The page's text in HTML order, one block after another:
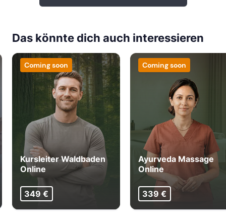
Das könnte dich auch interessieren
Coming soon
Kursleiter Waldbaden
Online
349 €
Coming soon
Ayurveda Massage
Online
339 €